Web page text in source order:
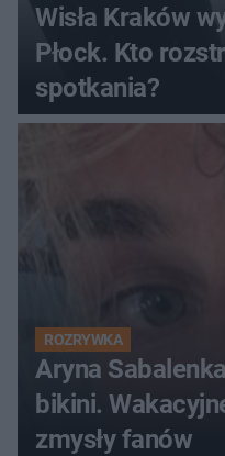
Wisła Kraków
Płock. Kto
spotkania?
ROZRYWKA
Aryna
bikini.
zmysły fanów